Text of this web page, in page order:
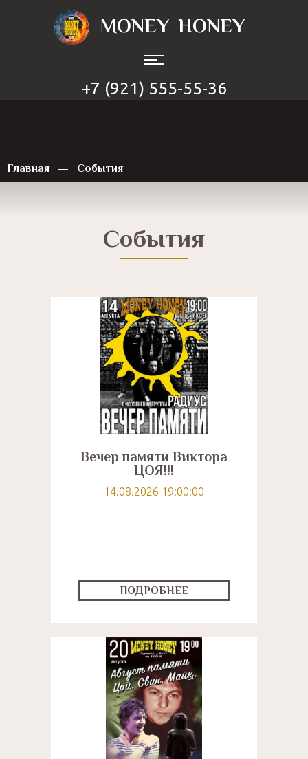
MONEY HONEY
+7 (921) 555-55-36
Главная События
События
Вечер памяти Виктора
ЦОЯ!!!
14.08.2026 19:00:00
ПОДРОБНЕЕ